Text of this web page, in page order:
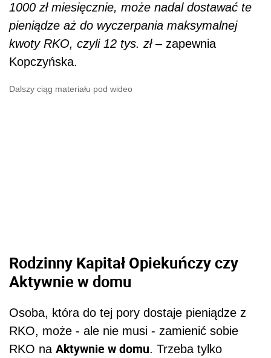
1000 zł miesięcznie, może nadal dostawać te
pieniądze aż do wyczerpania maksymalnej
kwoty RKO, czyli 12 tys. zł– zapewnia
Kopczyńska.
Dalszy ciąg materiału pod wideo
Rodzinny Kapitał Opiekuńczy czy
Aktywnie w domu
Osoba, która do tej pory dostaje pieniądze z
RKO, może - ale nie musi - zamienić sobie
RKO na Aktywnie w domu. Trzeba tylko